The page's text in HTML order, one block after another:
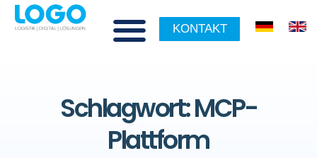
KONTAKT
Schlagwort: MCP-
Plattform